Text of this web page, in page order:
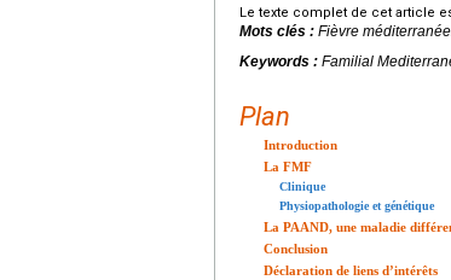
Le texte complet de cet article
Mots clés : Fièvre
Keywords : Familial
Plan
Introduction
La FMF
Clinique
Physiopathologie et génétique
La PAAND, une maladie
Conclusion
Déclaration de liens d’intérêts